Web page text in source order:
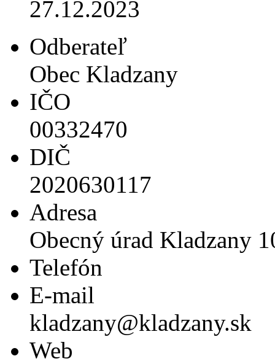
27.12.2023
Odberateľ
Obec Kladzany
IČO
00332470
DIČ
2020630117
Adresa
Obecný úrad Kladzany
Telefón
E-mail
kladzany@kladzany.sk
Web